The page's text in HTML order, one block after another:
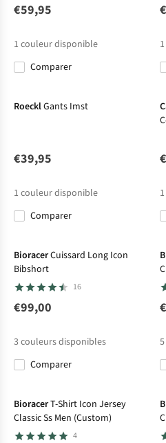
€59,95
1 couleur disponible
Comparer
1
RoecklGants Imst
€39,95
1 couleur disponible
Comparer
1
BioracerCuissard Long Icon
Bibshort
16
€99,00
3couleurs disponibles
Comparer
5
BioracerT-Shirt Icon Jersey
Classic Ss Men (Custom)
4